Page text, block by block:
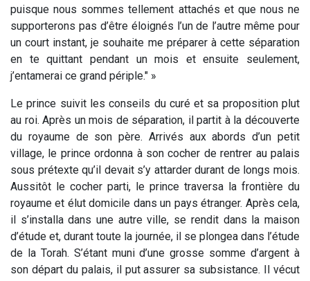
puisque nous sommes tellement attachés et que nous ne
supporterons pas d’être éloignés l’un de l’autre même pour
un court instant, je souhaite me préparer à cette séparation
en te quittant pendant un mois et ensuite seulement,
j’entamerai ce grand périple." »
Le prince suivit les conseils du curé et sa proposition plut
au roi. Après un mois de séparation, il partit à la découverte
du royaume de son père. Arrivés aux abords d’un petit
village, le prince ordonna à son cocher de rentrer au palais
sous prétexte qu’il devait s’y attarder durant de longs mois.
Aussitôt le cocher parti, le prince traversa la frontière du
royaume et élut domicile dans un pays étranger. Après cela,
il s’installa dans une autre ville, se rendit dans la maison
d’étude et, durant toute la journée, il se plongea dans l’étude
de la Torah. S’étant muni d’une grosse somme d’argent à
son départ du palais, il put assurer sa subsistance. Il vécut